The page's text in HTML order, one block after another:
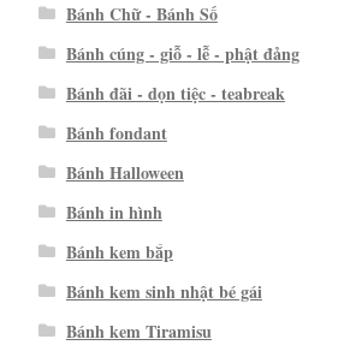
Bánh Chữ - Bánh Số
Bánh cúng - giỗ - lễ - phật đảng
Bánh đãi - dọn tiệc - teabreak
Bánh fondant
Bánh Halloween
Bánh in hình
Bánh kem bắp
Bánh kem sinh nhật bé gái
Bánh kem Tiramisu